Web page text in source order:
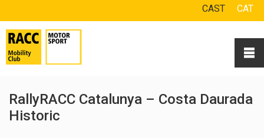
CAST CAT
RallyRACC Catalunya – Costa Daurada
Historic